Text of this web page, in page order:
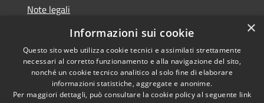
Note legali
Dichiarazione di accessibilità
Copyright © 2026 • Comune di
×
Informazioni sui cookie
Questo sito web utilizza cookie tecnici e assimilati strettamente
necessari al corretto funzionamento e alla navigazione del sito,
nonché un cookie tecnico analitico al solo fine di elaborare
informazioni statistiche, aggregate e anonime.
Per maggiori dettagli, può consultare la cookie policy al seguente link